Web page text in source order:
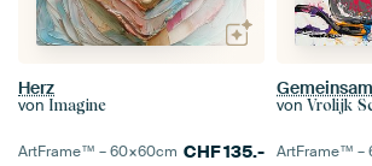
Herz
von Imagine
ArtFrame™ –60×60cm CHF135.-
von Vrolijk
ArtFrame™ –